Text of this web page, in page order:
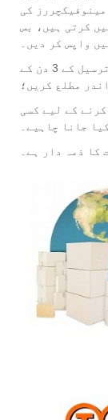
کی
کرتی ہیں، بس
واپس کر دیں۔
اگر اشیاء خراب ہیں، تو براہ کرم ہمیں ترسیل کے 3 دن کے
اندر مطلع کریں؛
کے لیے کسی
جانا چاہیے۔
کا ذمہ دار ہے۔